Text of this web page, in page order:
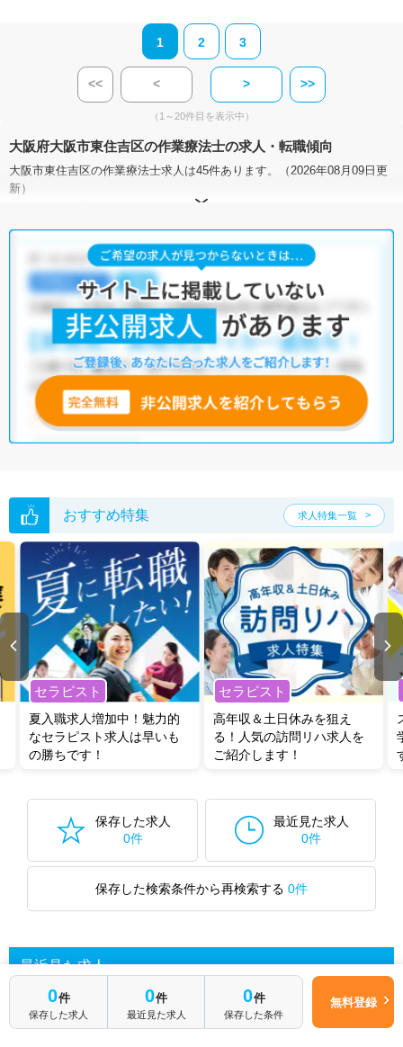
1 2 3
<< < > >>
（1～20件目を表示中）
大阪府大阪市東住吉区の作業療法士の求人・転職傾向
大阪市東住吉区の作業療法士求人は45件あります。（2026年08月09日更
新）
サイト上に掲載されている求人の他に、
う求人を提案させていただきます。
大阪市東住吉区の作業療法士求人では以下のような条件が人気です。
土日祝休・積極採用中・新卒OK・正社員(正職員) ・
クリニック・介護福祉施設・ 訪問リハビリ(在宅医療)・
小児リハビ
・保育園・その他
他の条件でも人気の求人がございますので、「こだわり条件」から検索
いただくか、お気軽にお問い合わせください。
全国の作業療法士求人
から検索いただくことも可能です。
無料転職支援サービスにお申し込みいただくと、ご希望条件をヒアリン
転職支援の他、情報収集や募集状況の確認も、お気軽にご相談くださ
い。
おすすめ特集 求人特集一覧
セラピスト
夏入職求人増加中！魅力的
なセラピスト求人は早いも
の勝ちです！
セラピスト
高年収＆土日休みを狙え
る！人気の訪問リハ求人を
ご紹介します！
保存した求人
0件
最近見た求人
0件
保存した検索条件から再検索する 0件
最近見た求人
あなたが最近見た求人を表示します
0件
保存した求人
0件
最近見た求人
0件
保存した条件
無料登録